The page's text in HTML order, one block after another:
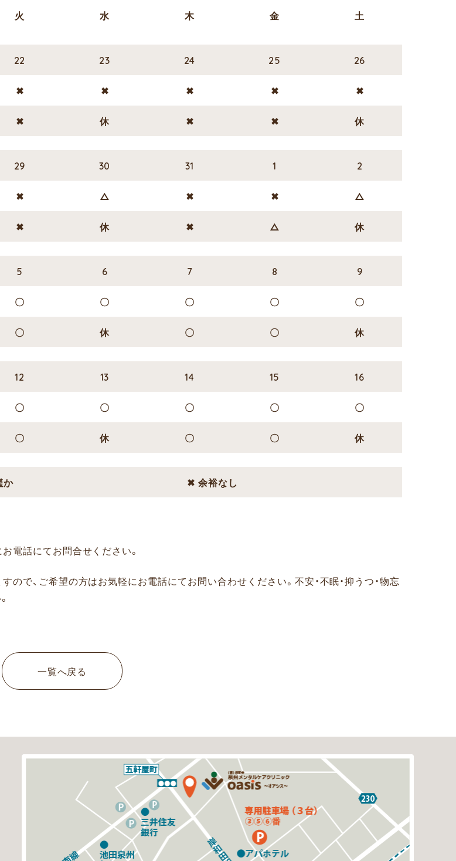
火 水 木 金 土
22 23 24 25 26
✖ ✖ ✖ ✖ ✖
✖ 休 ✖ ✖ 休
29 30 31 1 2
✖ △ ✖ ✖ △
✖ 休 ✖ △ 休
5 6 7 8 9
〇 〇 〇 〇 〇
〇 休 〇 〇 休
12 13 14 15 16
〇 〇 〇 〇 〇
〇 休 〇 〇 休
✖ 余裕なし
電話にてお問合せください。
ので、ご希望の方はお気軽にお電話にてお問い合わせください。 不安・不眠・抑うつ・物忘
一覧へ戻る